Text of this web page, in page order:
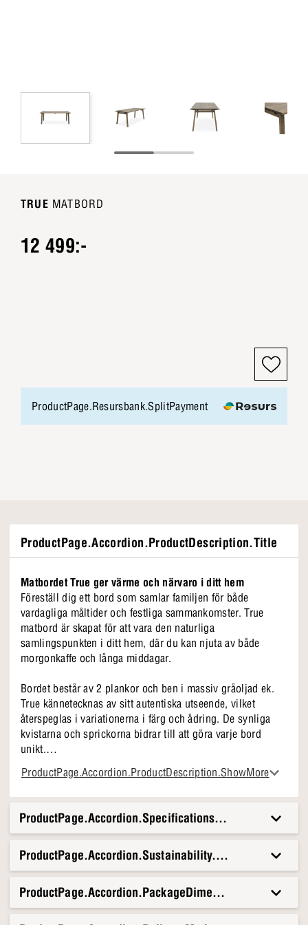
TRUE MATBORD
12 499:-
ProductPage.Resursbank.SplitPayment
ProductPage.Accordion.ProductDescription.Title
Matbordet True ger värme och närvaro i ditt hem
Föreställ dig ett bord som samlar familjen för både
vardagliga måltider och festliga sammankomster. True
matbord är skapat för att vara den naturliga
samlingspunkten i ditt hem, där du kan njuta av både
morgonkaffe och långa middagar.
Bordet består av 2 plankor och ben i massiv gråoljad ek.
True kännetecknas av sitt autentiska utseende, vilket
återspeglas i variationerna i färg och ådring. De synliga
kvistarna och sprickorna bidrar till att göra varje bord
unikt.
Varför vi älskar True
• 200 cm bordsskiva och raka ben i gråoljad ek
• Möjlighet till förlängning med ilägsskivor (säljs
separat)
• Unika färger och ådringar
Matbordet True är det perfekta valet för dig som vill ha en
möbel som fungerar för både vardagsrytmer och
speciella stunder. Det inbjuder till närvaro och mysiga
ProductPage.Accordion.ProductDescription.ShowMore
ProductPage.Accordion.Specifications.Title
ProductPage.Accordion.Sustainability.Title